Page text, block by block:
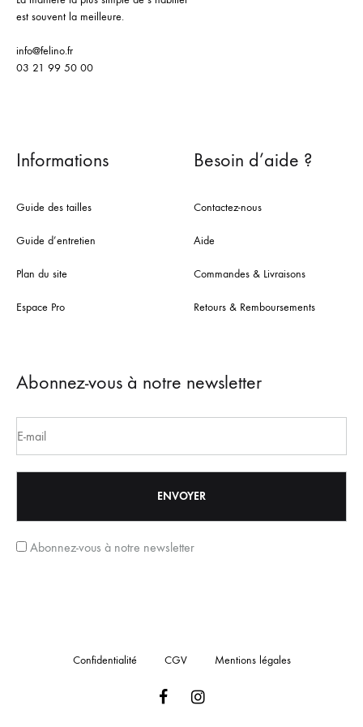
est souvent la meilleure.
info@felino.fr
03 21 99 50 00
Informations
Guide des tailles
Guide d’entretien
Plan du site
Espace Pro
Besoin d’aide ?
Contactez-nous
Aide
Commandes & Livraisons
Retours & Remboursements
Abonnez-vous à notre newsletter
Abonnez-vous à notre newsletter
Confidentialité CGV Mentions légales
FacebookInstagram